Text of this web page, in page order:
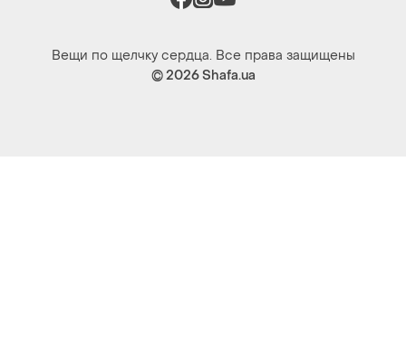
Вещи по щелчку сердца. Все права защищены
© 2026Shafa.ua